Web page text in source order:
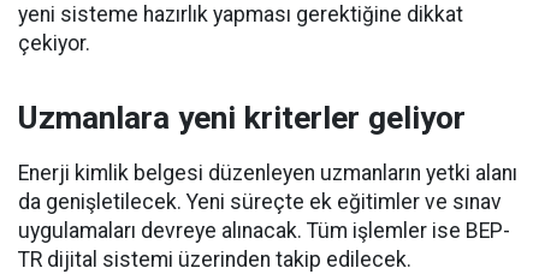
yeni sisteme hazırlık yapması gerektiğine dikkat
çekiyor.
Uzmanlara yeni kriterler geliyor
Enerji kimlik belgesi düzenleyen uzmanların yetki alanı
da genişletilecek. Yeni süreçte ek eğitimler ve sınav
uygulamaları devreye alınacak. Tüm işlemler ise BEP-
TR dijital sistemi üzerinden takip edilecek.